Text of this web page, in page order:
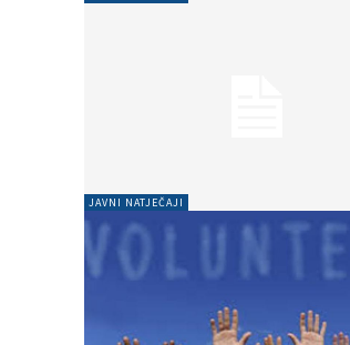
JAVNI NATJEČAJI